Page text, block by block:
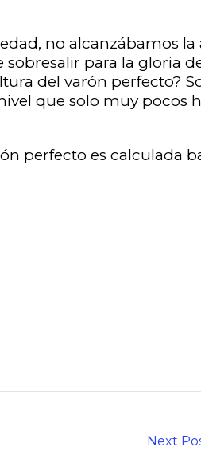
no alcanzábamos la
para la gloria
del varón perfecto?
que solo muy pocos
perfecto es calculada
Next